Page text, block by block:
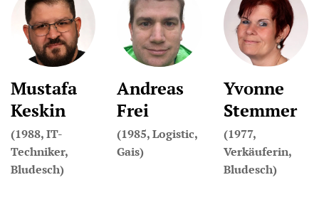
Mustafa
Keskin
(1988, IT-
Techniker,
Bludesch)
Andreas
Frei
(1985, Logistic,
Gais)
Yvonne
Stemmer
(1977,
Verkäuferin,
Bludesch)